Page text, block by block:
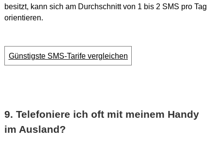
besitzt, kann sich am Durchschnitt von 1 bis 2 SMS pro Tag
orientieren.
Günstigste SMS-Tarife vergleichen
9. Telefoniere ich oft mit meinem Handy
im Ausland?